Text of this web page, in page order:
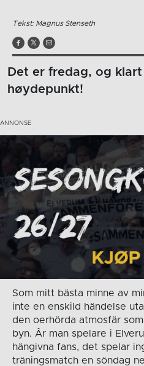
Tekst: Magnus Stenseth
Det er fredag, og
høydepunkt!
Som mitt bästa minne av
inte en enskild händelse
den oerhörda atmosfär
byn. Âr man spelare i
hängivna fans, det spelar
träningsmatch en söndag